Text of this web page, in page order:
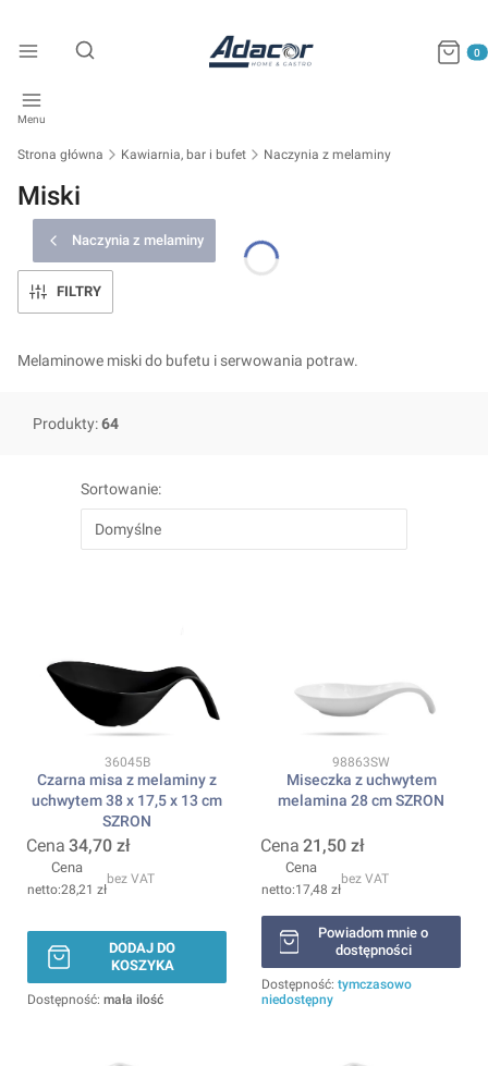
Otwórz wyszukiwarkę
Menu
Strona główna Kawiarnia, bar i bufet Naczynia z melaminy
Miski
Naczynia z melaminy
FILTRY
Melaminowe miski do bufetu i serwowania potraw.
Produkty:64
Sortowanie:
Domyślne
Kod produktu
36045B
Czarna misa z melaminy z
uchwytem 38 x 17,5 x 13 cm
SZRON
Cena 34,70 zł
Cena
28,21 zł
bez VAT
DODAJ DO
KOSZYKA
Dostępność: mała ilość
Kod produktu
98863SW
Miseczka z uchwytem
melamina 28 cm SZRON
Cena 21,50 zł
Cena
17,48 zł
bez VAT
Powiadom mnie o
dostępności
Dostępność: tymczasowo
niedostępny